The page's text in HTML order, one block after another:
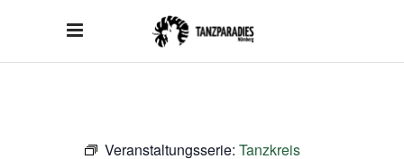
Veranstaltungsserie: Tanzkreis